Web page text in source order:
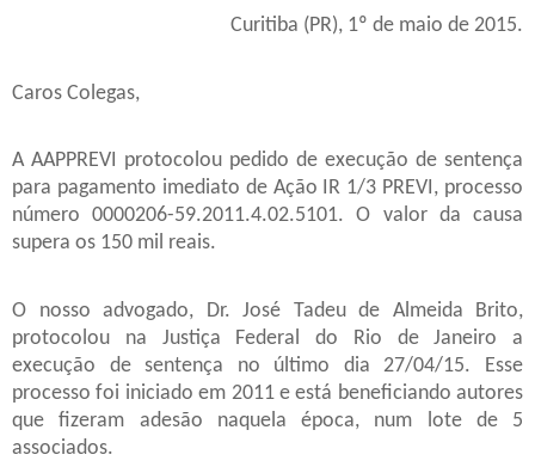
Curitiba (PR), 1º de maio de 2015.
Caros Colegas,
A AAPPREVI protocolou pedido de execução de sentença
para pagamento imediato de Ação IR 1/3 PREVI, processo
número 0000206-59.2011.4.02.5101. O valor da causa
supera os 150 mil reais.
O nosso advogado, Dr. José Tadeu de Almeida Brito,
protocolou na Justiça Federal do Rio de Janeiro a
execução de sentença no último dia 27/04/15. Esse
processo foi iniciado em 2011 e está beneficiando autores
que fizeram adesão naquela época, num lote de 5
associados.